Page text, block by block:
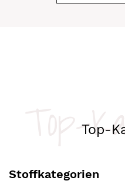
Top-
Top-
Stoffkategorien